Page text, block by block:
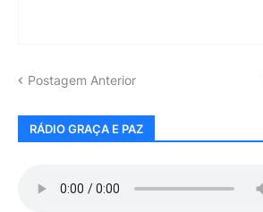
Postagem Anterior
RÁDIO GRAÇA E PAZ